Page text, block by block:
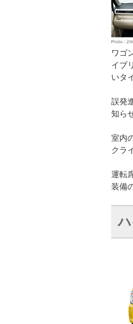
ワゴ
イブ
いタ
誤発
知ら
室内
クラ
運転
装備